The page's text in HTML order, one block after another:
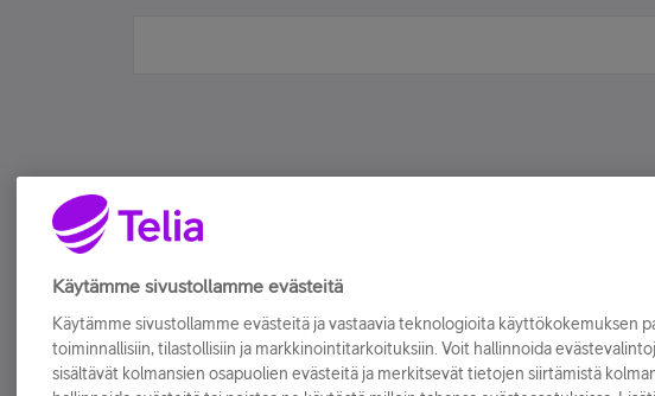
Käytämme sivustollamme evästeitä
Käytämme sivustollamme evästeitä ja vastaavia teknologioita käyttökokemuksen
toiminnallisiin, tilastollisiin ja markkinointitarkoituksiin. Voit hallinnoida
sisältävät kolmansien osapuolien evästeitä ja merkitsevät tietojen siirtämistä